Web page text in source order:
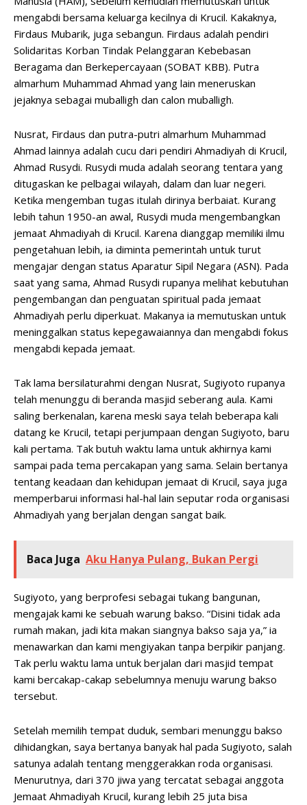
mengabdi bersama keluarga kecilnya di Krucil. Kakaknya,
Firdaus Mubarik, juga sebangun. Firdaus adalah pendiri
Solidaritas Korban Tindak Pelanggaran Kebebasan
Beragama dan Berkepercayaan (SOBAT KBB). Putra
almarhum Muhammad Ahmad yang lain meneruskan
jejaknya sebagai muballigh dan calon muballigh.
Nusrat, Firdaus dan putra-putri almarhum Muhammad
Ahmad lainnya adalah cucu dari pendiri Ahmadiyah di Krucil,
Ahmad Rusydi. Rusydi muda adalah seorang tentara yang
ditugaskan ke pelbagai wilayah, dalam dan luar negeri.
Ketika mengemban tugas itulah dirinya berbaiat. Kurang
lebih tahun 1950-an awal, Rusydi muda mengembangkan
jemaat Ahmadiyah di Krucil. Karena dianggap memiliki ilmu
pengetahuan lebih, ia diminta pemerintah untuk turut
mengajar dengan status Aparatur Sipil Negara (ASN). Pada
saat yang sama, Ahmad Rusydi rupanya melihat kebutuhan
pengembangan dan penguatan spiritual pada jemaat
Ahmadiyah perlu diperkuat. Makanya ia memutuskan untuk
meninggalkan status kepegawaiannya dan mengabdi fokus
mengabdi kepada jemaat.
Tak lama bersilaturahmi dengan Nusrat, Sugiyoto rupanya
telah menunggu di beranda masjid seberang aula. Kami
saling berkenalan, karena meski saya telah beberapa kali
datang ke Krucil, tetapi perjumpaan dengan Sugiyoto, baru
kali pertama. Tak butuh waktu lama untuk akhirnya kami
sampai pada tema percakapan yang sama. Selain bertanya
tentang keadaan dan kehidupan jemaat di Krucil, saya juga
memperbarui informasi hal-hal lain seputar roda organisasi
Ahmadiyah yang berjalan dengan sangat baik.
Baca Juga Aku Hanya Pulang, Bukan Pergi
Sugiyoto, yang berprofesi sebagai tukang bangunan,
mengajak kami ke sebuah warung bakso. “Disini tidak ada
rumah makan, jadi kita makan siangnya bakso saja ya,” ia
menawarkan dan kami mengiyakan tanpa berpikir panjang.
Tak perlu waktu lama untuk berjalan dari masjid tempat
kami bercakap-cakap sebelumnya menuju warung bakso
tersebut.
Setelah memilih tempat duduk, sembari menunggu bakso
dihidangkan, saya bertanya banyak hal pada Sugiyoto, salah
satunya adalah tentang menggerakkan roda organisasi.
Menurutnya, dari 370 jiwa yang tercatat sebagai anggota
Jemaat Ahmadiyah Krucil, kurang lebih 25 juta bisa